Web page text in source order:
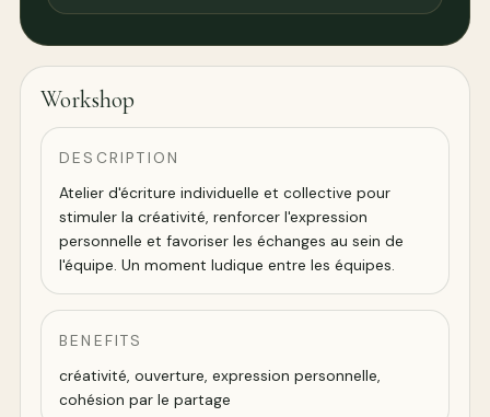
Workshop
DESCRIPTION
Atelier d'écriture individuelle et collective pour
stimuler la créativité, renforcer l'expression
personnelle et favoriser les échanges au sein de
l'équipe. Un moment ludique entre les équipes.
BENEFITS
créativité, ouverture, expression personnelle,
cohésion par le partage